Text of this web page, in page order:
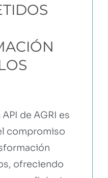
de AGRI es
compromiso
ofreciendo